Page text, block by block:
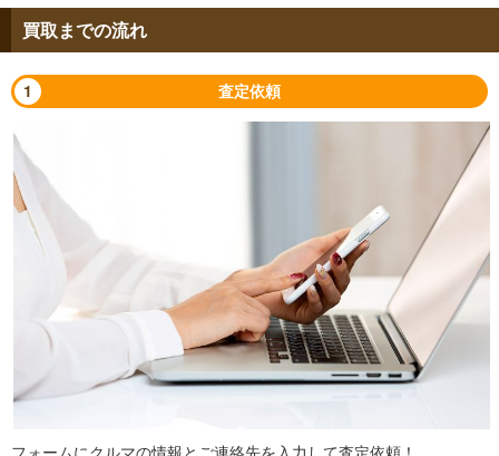
買取までの流れ
1 査定依頼
フォームにクルマの情報とご連絡先を入力して査定依頼！